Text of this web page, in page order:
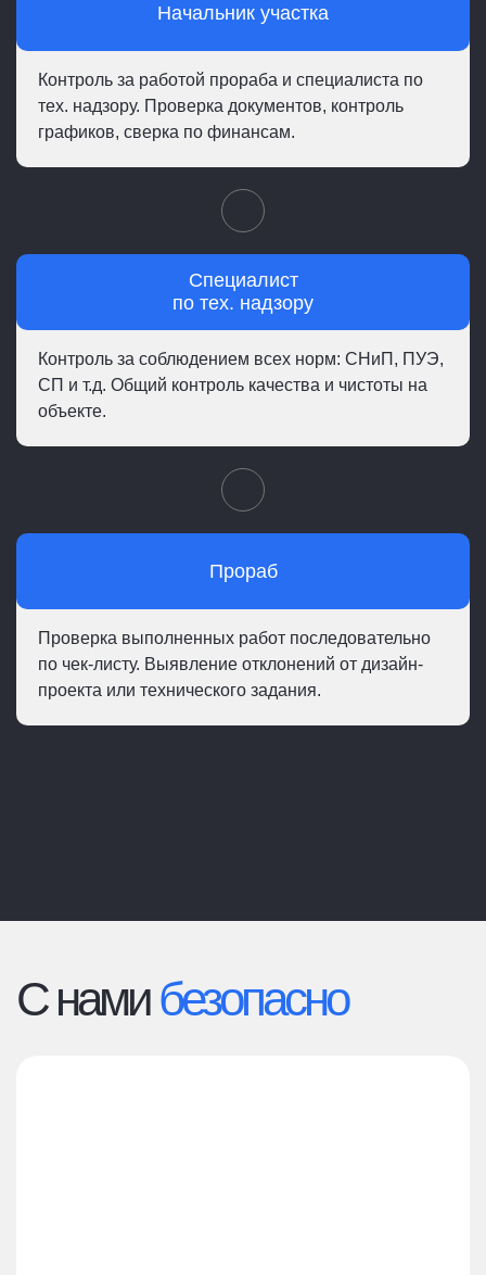
Начальник участка
Контроль за работой прораба и специалиста по
тех. надзору. Проверка документов, контроль
графиков, сверка по финансам.
Специалист
по тех. надзору
Контроль за соблюдением всех норм: СНиП, ПУЭ,
СП и т.д. Общий контроль качества и чистоты на
объекте.
Прораб
Проверка выполненных работ последовательно
по чек-листу. Выявление отклонений от дизайн-
проекта или технического задания.
С намибезопасно